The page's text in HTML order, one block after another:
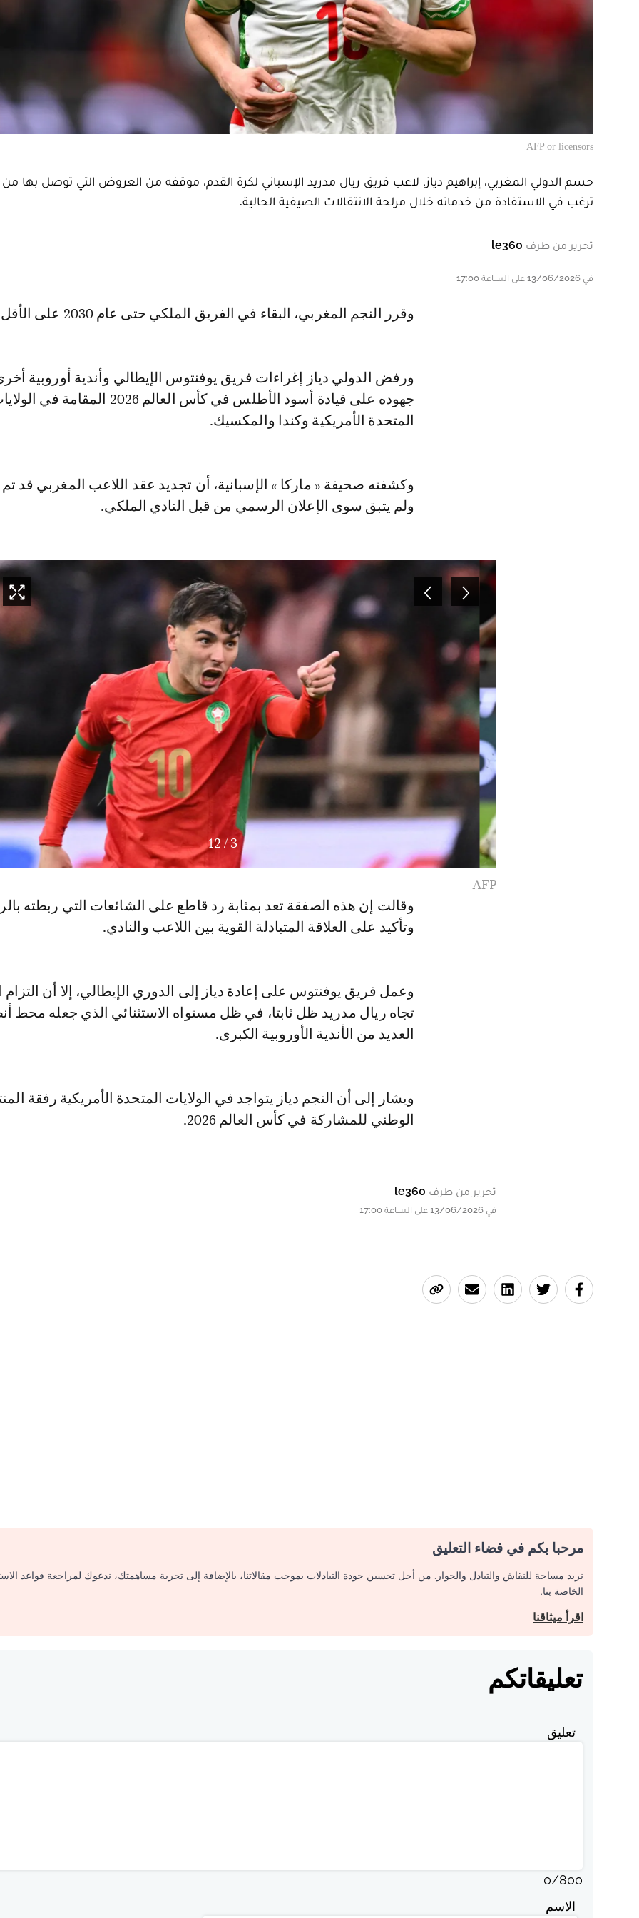
AFP or licensors
حسم الدولي المغربي، إبراهيم دياز، لاعب فريق ريال مدريد الإسباني لكرة القدم، موقفه من العروض التي توصل بها من
ترغب في الاستفادة من خدماته خلال مرلحة الانتقالات الصيفية الحالية.
تحرير من طرف le360
في 13/06/2026 على الساعة 17:00
وقرر النجم المغربي، البقاء في الفريق الملكي حتى عام 2030 على الأقل.ذ
ورفض الدولي دياز إغراءات فريق يوفنتوس الإيطالي وأندية أوروبية
جهوده على قيادة أسود الأطلس في كأس العالم 2026 المقامة في
المتحدة الأمريكية وكندا والمكسيك.
وكشفته صحيفة « ماركا » الإسبانية، أن تجديد عقد اللاعب المغربي قد تم
ولم يتبق سوى الإعلان الرسمي من قبل النادي الملكي.
3
/
12
AFP
وقالت إن هذه الصفقة تعد بمثابة رد قاطع على الشائعات التي ربطته
وتأكيد على العلاقة المتبادلة القوية بين اللاعب والنادي.
وعمل فريق يوفنتوس على إعادة دياز إلى الدوري الإيطالي، إلا أن التزام
تجاه ريال مدريد ظل ثابتا، في ظل مستواه الاستثنائي الذي جعله محط
العديد من الأندية الأوروبية الكبرى.
ويشار إلى أن النجم دياز يتواجد في الولايات المتحدة الأمريكية رفقة
الوطني للمشاركة في كأس العالم 2026.
تحرير من طرف le360
في 13/06/2026 على الساعة 17:00
مرحبا بكم في فضاء التعليق
نريد مساحة للنقاش والتبادل والحوار. من أجل تحسين جودة التبادلات بموجب مقالاتنا، بالإضافة إلى تجربة مساهمتك، ندعوك لمراجعة قواعد
الخاصة بنا.
اقرأ ميثاقنا
تعليقاتكم
تعليق
0/800
الاسم